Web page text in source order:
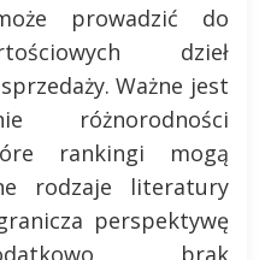
prowadzić do
dzieł
Ważne jest
różnorodności
rankingi mogą
rodzaje literatury
perspektywę
brak